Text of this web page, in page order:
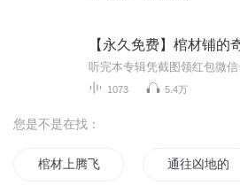
【永久免费】棺材铺的
1073 5.4万
您是不是在找：
棺材上腾飞 通往凶地的棺